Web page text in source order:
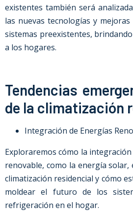
existentes también será
las nuevas tecnologías y
sistemas preexistentes,
a los hogares.
Tendencias
de la climatización
Integración de Energías
Exploraremos cómo la
renovable, como la energía
climatización residencial y cómo
moldear el futuro de los
refrigeración en el hogar.